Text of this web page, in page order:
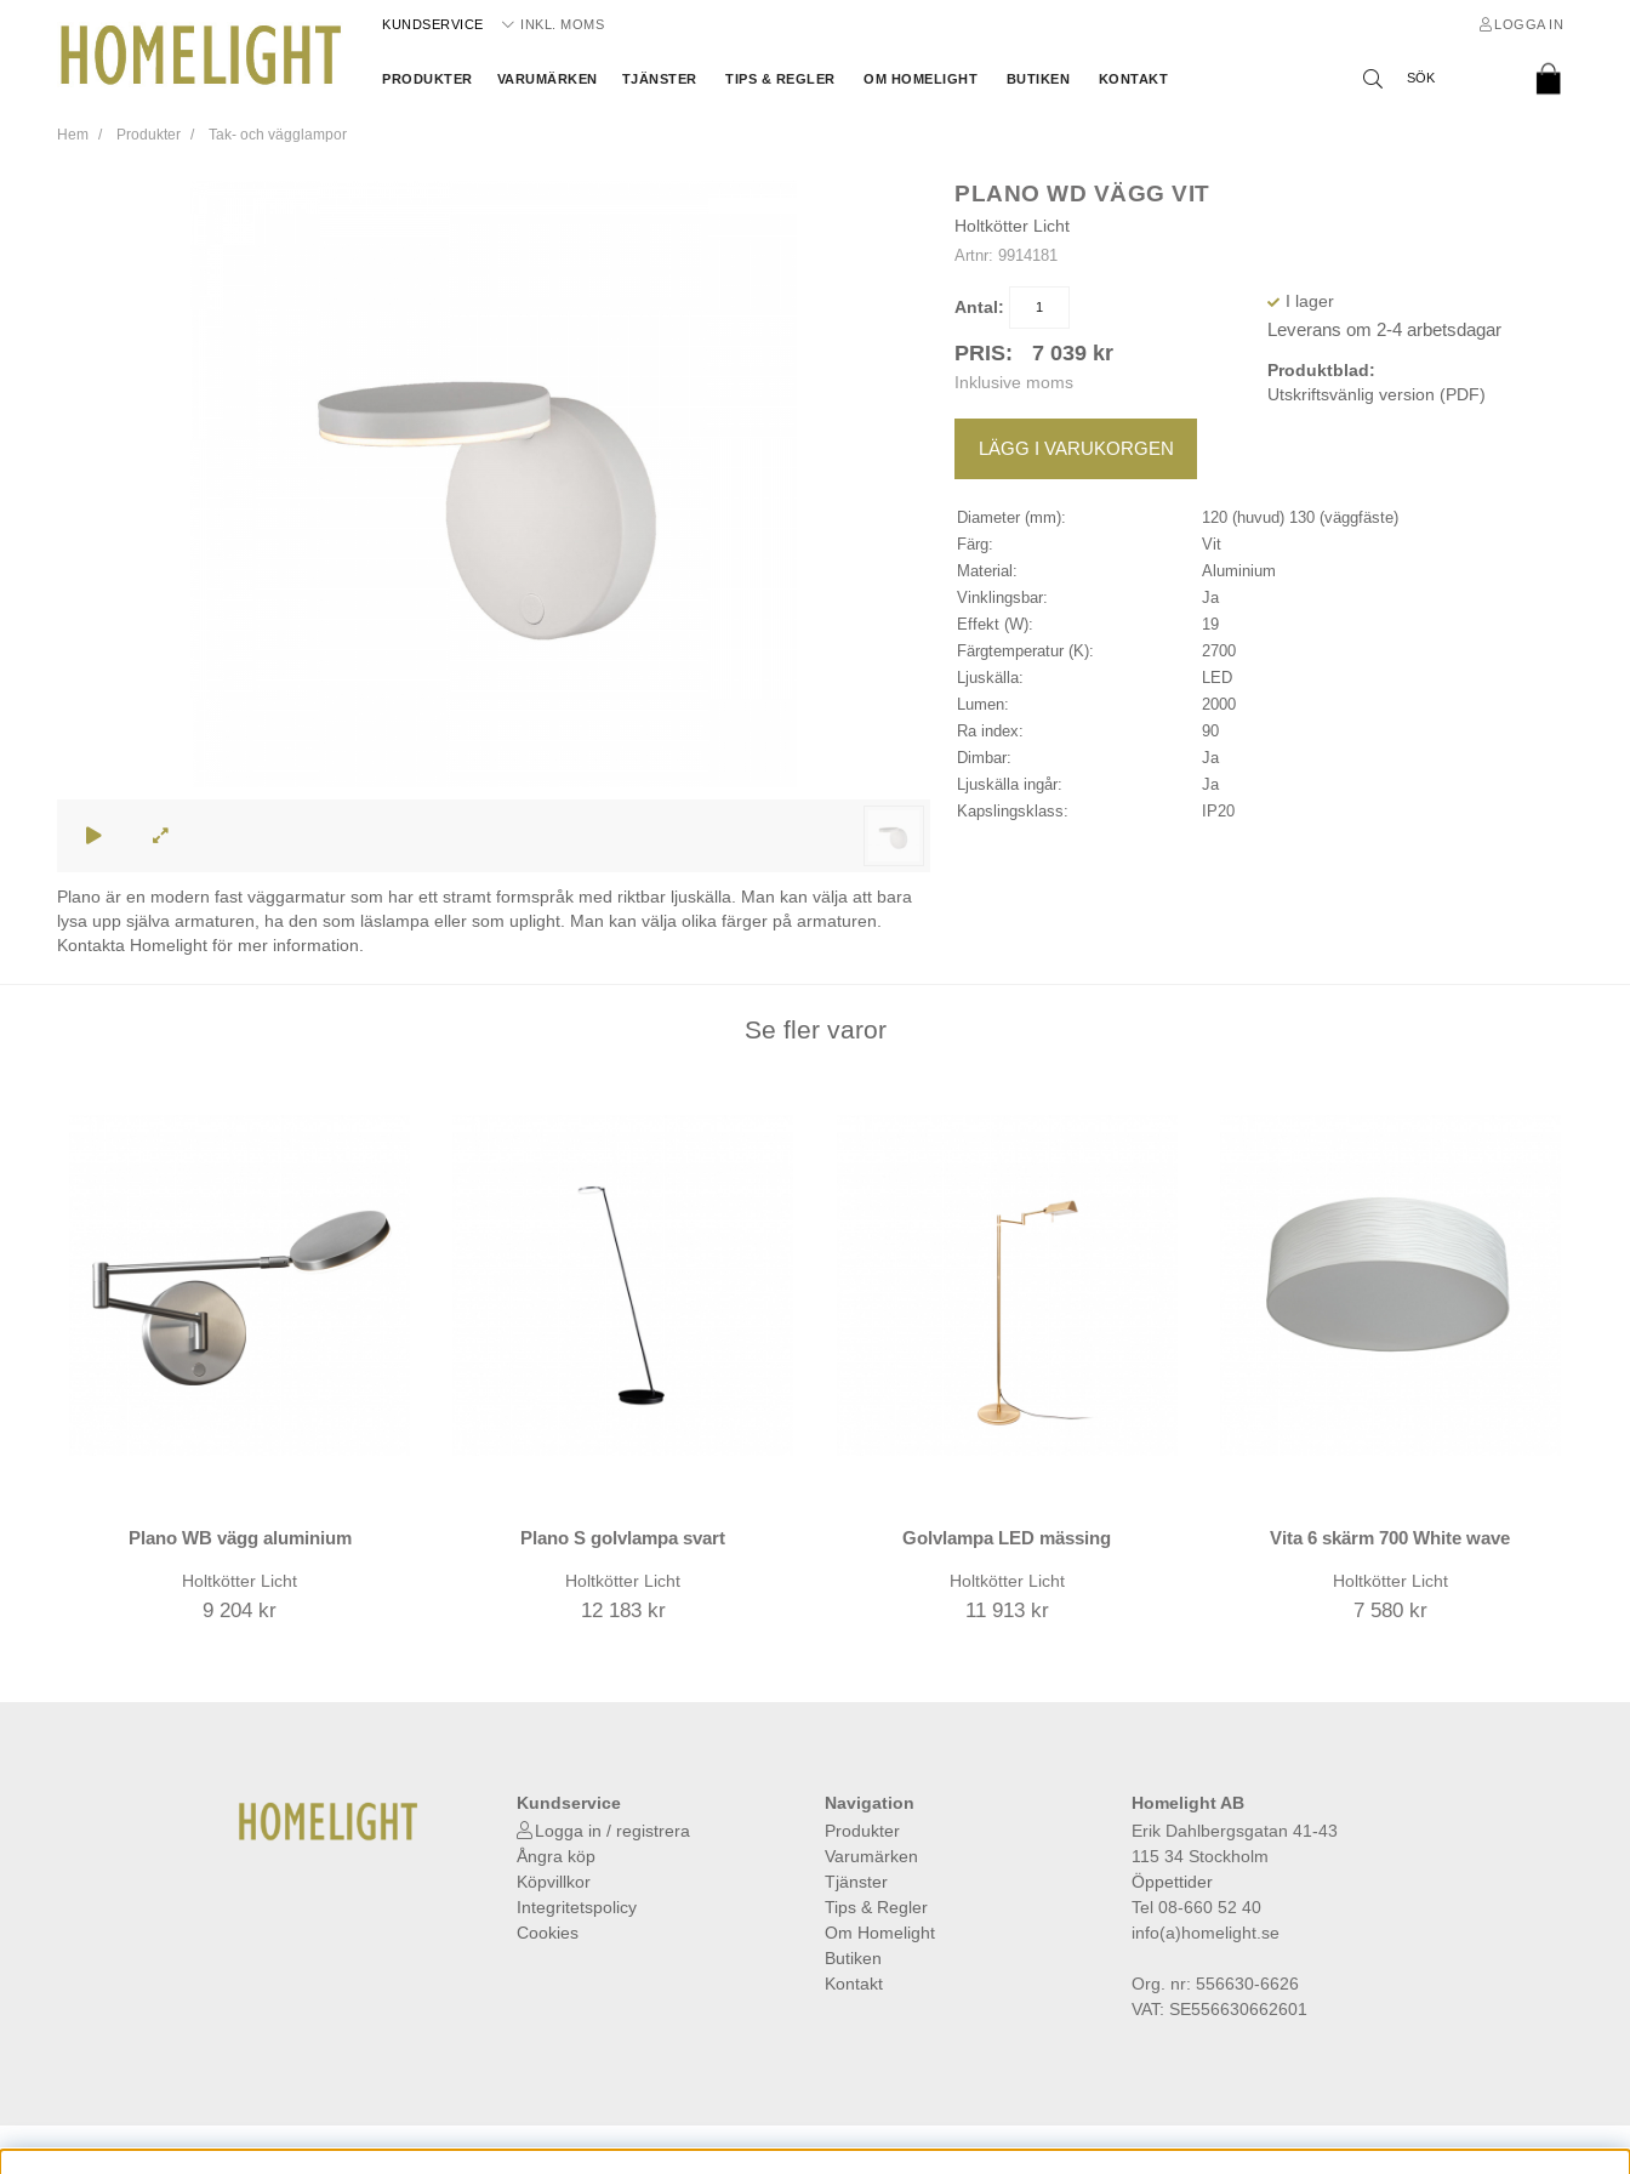
KUNDSERVICE INKL. MOMS LOGGA IN
PRODUKTER VARUMÄRKEN TJÄNSTER TIPS & REGLER OM HOMELIGHT BUTIKEN KONTAKT
Hem Produkter Tak- och vägglampor
Plano är en modern fast väggarmatur som har ett stramt formspråk med riktbar ljuskälla. Man kan välja att bara
lysa upp själva armaturen, ha den som läslampa eller som uplight. Man kan välja olika färger på armaturen.
Kontakta Homelight för mer information.
PLANO WD VÄGG VIT
Holtkötter Licht
Artnr:9914181
Antal:
PRIS: 7 039 kr
Inklusive moms
LÄGG I VARUKORGEN
Leverans om 2-4 arbetsdagar
Produktblad:
Utskriftsvänlig version (PDF)
Diameter (mm):
120 (huvud) 130 (väggfäste)
Färg:
Vit
Material:
Aluminium
Vinklingsbar:
Ja
Effekt (W):
19
Färgtemperatur (K):
2700
Ljuskälla:
LED
Lumen:
2000
Ra index:
90
Dimbar:
Ja
Ljuskälla ingår:
Ja
Kapslingsklass:
IP20
Se fler varor
Plano WB vägg aluminium
Holtkötter Licht
9 204 kr
Plano S golvlampa svart
Holtkötter Licht
12 183 kr
Golvlampa LED mässing
Holtkötter Licht
11 913 kr
Vita 6 skärm 700 White wave
Holtkötter Licht
7 580 kr
Kundservice
Logga in / registrera
Ångra köp
Köpvillkor
Integritetspolicy
Cookies
Navigation
Produkter
Varumärken
Tjänster
Tips & Regler
Om Homelight
Butiken
Kontakt
Homelight AB
Erik Dahlbergsgatan 41-43
115 34 Stockholm
Öppettider
Tel 08-660 52 40
info(a)homelight.se
Org. nr: 556630-6626
VAT: SE556630662601